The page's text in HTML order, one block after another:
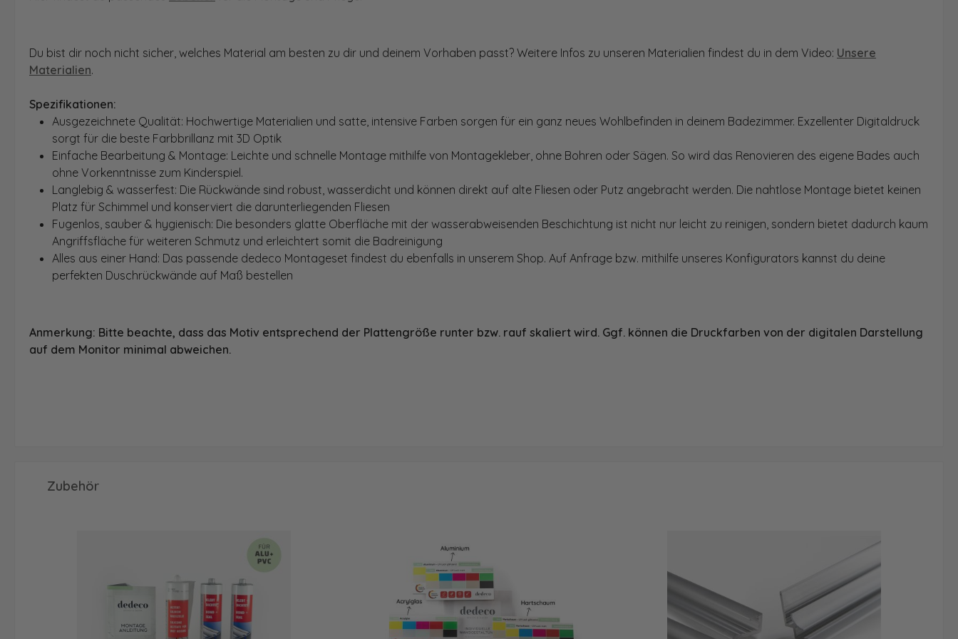
Du bist dir noch nicht sicher, welches Material am besten zu dir und deinem Vorhaben passt? Weitere Infos zu unseren Materialien findest du in dem Video: Unsere
Materialien.
Spezifikationen:
Ausgezeichnete Qualität: Hochwertige Materialien und satte, intensive Farben sorgen für ein ganz neues Wohlbefinden in deinem Badezimmer. Exzellenter Digitaldruck
sorgt für die beste Farbbrillanz mit 3D Optik
Einfache Bearbeitung & Montage: Leichte und schnelle Montage mithilfe von Montagekleber, ohne Bohren oder Sägen. So wird das Renovieren des eigene Bades auch
ohne Vorkenntnisse zum Kinderspiel.
Langlebig & wasserfest: Die Rückwände sind robust, wasserdicht und können direkt auf alte Fliesen oder Putz angebracht werden. Die nahtlose Montage bietet keinen
Platz für Schimmel und konserviert die darunterliegenden Fliesen
Fugenlos, sauber & hygienisch: Die besonders glatte Oberfläche mit der wasserabweisenden Beschichtung ist nicht nur leicht zu reinigen, sondern bietet dadurch kaum
Angriffsfläche für weiteren Schmutz und erleichtert somit die Badreinigung
Alles aus einer Hand: Das passende dedeco Montageset findest du ebenfalls in unserem Shop. Auf Anfrage bzw. mithilfe unseres Konfigurators kannst du deine
perfekten Duschrückwände auf Maß bestellen
Anmerkung: Bitte beachte, dass das Motiv entsprechend der Plattengröße runter bzw. rauf skaliert wird. Ggf. können die Druckfarben von der digitalen Darstellung
auf dem Monitor minimal abweichen.
Produktgalerie überspringen
Zubehör